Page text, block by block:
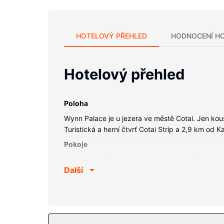
HOTELOVÝ PŘEHLED HODNOCENÍ
Hotelový přehled
Poloha
Wynn Palace je u jezera ve městě Cotai. Jen
Turistická a herní čtvrť Cotai Strip a 2,9 km od
Pokoje
vybavení koupelen patří oddělená vana a
venkovní bazén a fitness centrum. Tento hotel
Další